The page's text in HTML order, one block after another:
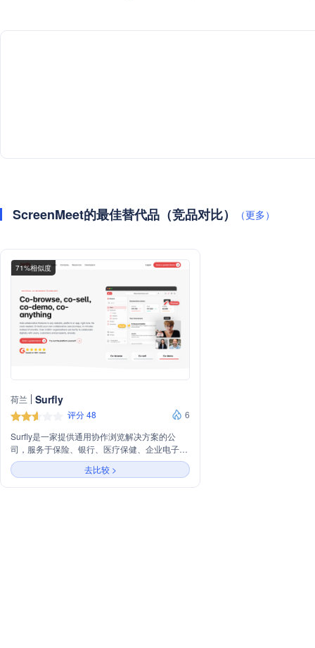
ScreenMeet的最佳替代品（竞品对比） （更多）
71%相似度
荷兰 Surfly
评分 48
6
Surfly是一家提供通用协作浏览解决方案的公
司，服务于保险、银行、医疗保健、企业电子商
务等行业的产品、销售和服务团队。它允许用户
无需更改网站即可实现协作浏览和网络互动，支
持第三方内容和离线文件，无需安装或扩展，可
去比较 >